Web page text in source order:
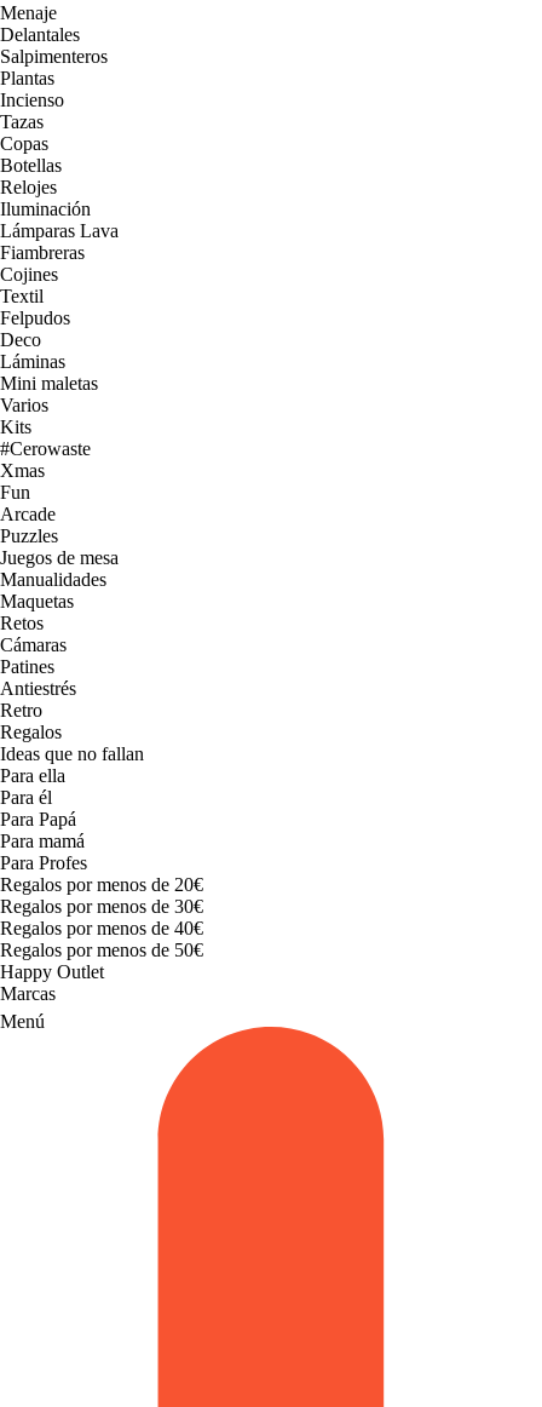
Menaje
Delantales
Salpimenteros
Plantas
Incienso
Tazas
Copas
Botellas
Relojes
Iluminación
Lámparas Lava
Fiambreras
Cojines
Textil
Felpudos
Deco
Láminas
Mini maletas
Varios
Kits
#Cerowaste
Xmas
Fun
Arcade
Puzzles
Juegos de mesa
Manualidades
Maquetas
Retos
Cámaras
Patines
Antiestrés
Retro
Regalos
Ideas que no fallan
Para ella
Para él
Para Papá
Para mamá
Para Profes
Regalos por menos de 20€
Regalos por menos de 30€
Regalos por menos de 40€
Regalos por menos de 50€
Happy Outlet
Marcas